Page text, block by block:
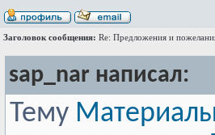
Заголовок сообщения: Re: Предложения и
sap_nar написал:
Тему